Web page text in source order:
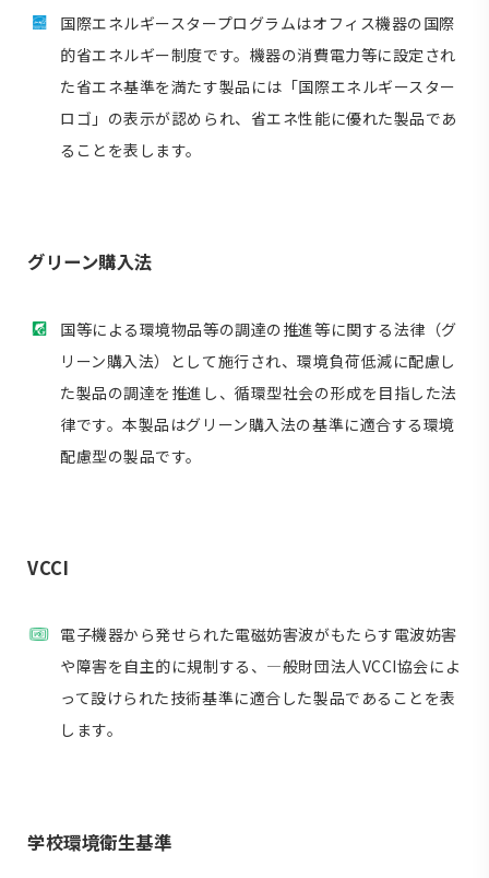
国際エネルギースタープログラムはオフィス機器の国際
的省エネルギー制度です。機器の消費電力等に設定され
た省エネ基準を満たす製品には「国際エネルギースター
ロゴ」の表示が認められ、省エネ性能に優れた製品であ
ることを表します。
グリーン購入法
国等による環境物品等の調達の推進等に関する法律（グ
リーン購入法）として施行され、環境負荷低減に配慮し
た製品の調達を推進し、循環型社会の形成を目指した法
律です。本製品はグリーン購入法の基準に適合する環境
配慮型の製品です。
VCCI
電子機器から発せられた電磁妨害波がもたらす電波妨害
や障害を自主的に規制する、―般財団法人VCCI協会によ
って設けられた技術基準に適合した製品であることを表
します。
学校環境衛生基準